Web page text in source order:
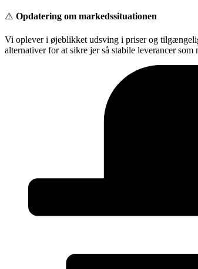
Videre
indhold
⚠️ Opdatering om markedssituationen
Vi oplever i øjeblikket udsving i priser og
alternativer for at sikre jer så stabile leverancer som